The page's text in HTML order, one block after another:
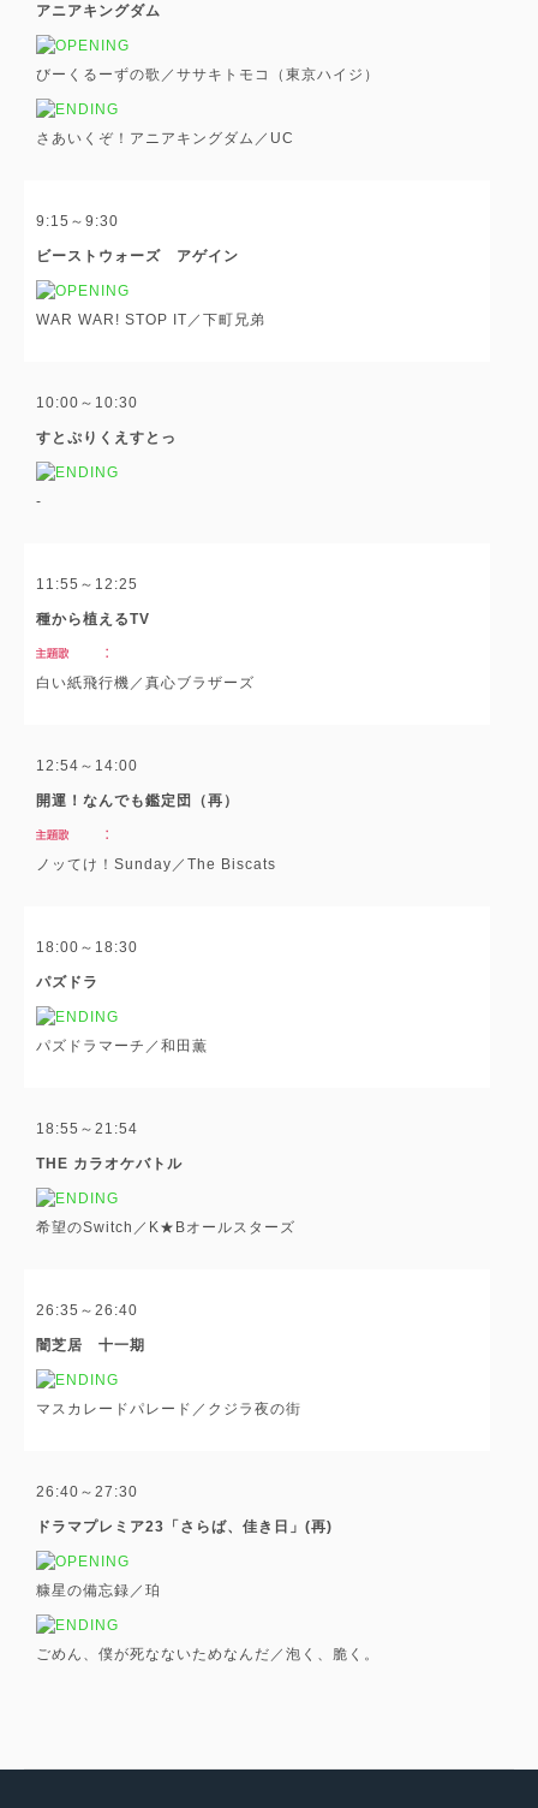
アニアキングダム
びーくるーずの歌／ササキトモコ（東京ハイジ）
さあいくぞ！アニアキングダム／UC
9:15～9:30
ビーストウォーズ アゲイン
WAR WAR! STOP IT／下町兄弟
10:00～10:30
すとぷりくえすとっ
-
11:55～12:25
種から植えるTV
白い紙飛行機／真心ブラザーズ
12:54～14:00
開運！なんでも鑑定団（再）
ノッてけ！Sunday／The Biscats
18:00～18:30
パズドラ
パズドラマーチ／和田薫
18:55～21:54
THE カラオケバトル
希望のSwitch／K★Bオールスターズ
26:35～26:40
闇芝居 十一期
マスカレードパレード／クジラ夜の街
26:40～27:30
ドラマプレミア23「さらば、佳き日」(再)
糠星の備忘録／珀
ごめん、僕が死なないためなんだ／泡く、脆く。